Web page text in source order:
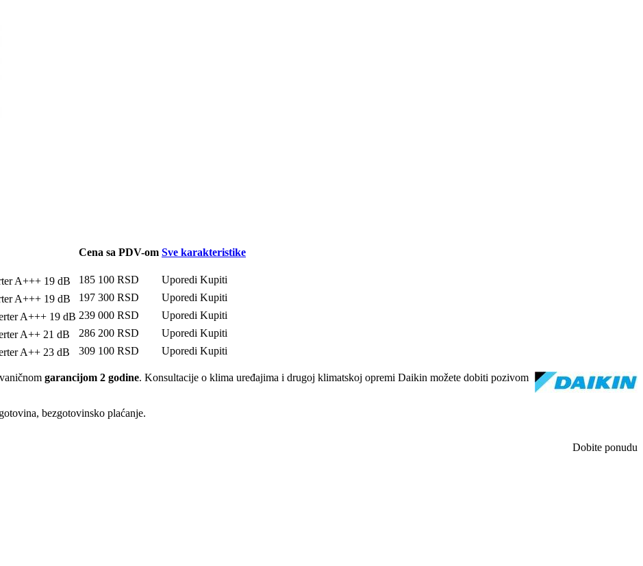
Cena sa PDV-om Sve karakteristike
A+++ 19 dB 185 100 RSD Uporedi Kupiti
A+++ 19 dB 197 300 RSD Uporedi Kupiti
A+++ 19 dB 239 000 RSD Uporedi Kupiti
A++ 21 dB 286 200 RSD Uporedi Kupiti
A++ 23 dB 309 100 RSD Uporedi Kupiti
garancijom 2 godine. Konsultacije o klima uređajima i drugoj klimatskoj opremi Daikin možete dobiti pozivom
bezgotovinsko plaćanje.
Dobite ponudu